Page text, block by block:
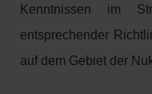
Kenntnissen im
entsprechender
auf dem Gebiet der